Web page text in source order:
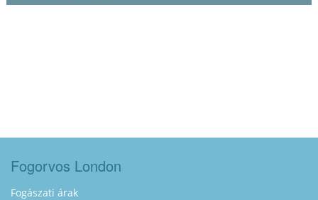
Fogorvos London
Fogászati árak